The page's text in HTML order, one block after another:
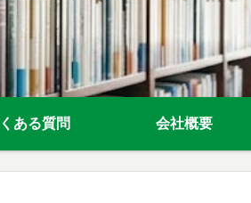
ある質問 会社概要